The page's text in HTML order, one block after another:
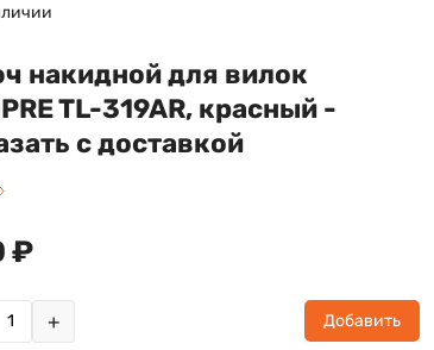
накидной для вилок
TL-319AR, красный -
с доставкой
₽
+ Добавить